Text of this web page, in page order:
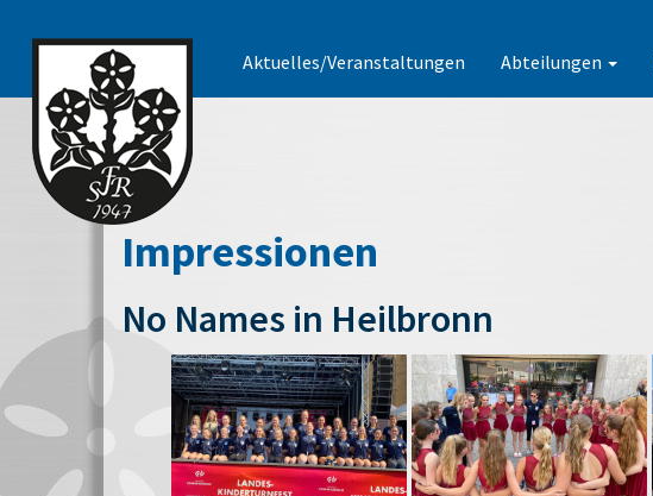
Aktuelles/Veranstaltungen Abteilungen
Impressionen
No Names in Heilbronn